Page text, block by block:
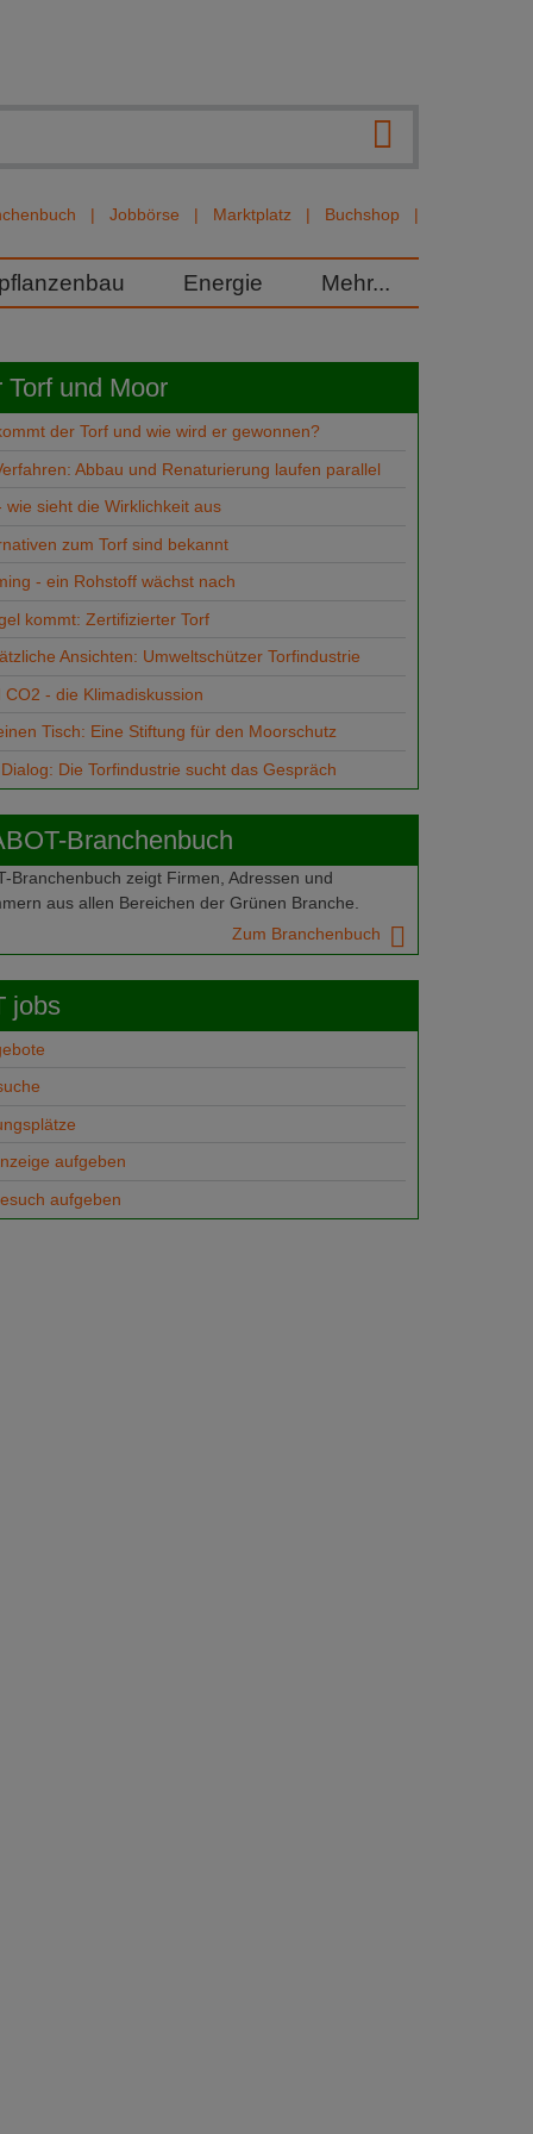
Jobbörse Marktplatz Buchshop
Energie Mehr...
Torf und Moor
der Torf und wie wird er gewonnen?
Abbau und Renaturierung laufen parallel
wie sieht die Wirklichkeit aus
zum Torf sind bekannt
- ein Rohstoff wächst nach
kommt: Zertifizierter Torf
Ansichten: Umweltschützer Torfindustrie
CO2 - die Klimadiskussion
Tisch: Eine Stiftung für den Moorschutz
Die Torfindustrie sucht das Gespräch
Branchenbuch
Branchenbuch zeigt Firmen, Adressen und
aus allen Bereichen der Grünen Branche.
Zum Branchenbuch
jobs
aufgeben
aufgeben